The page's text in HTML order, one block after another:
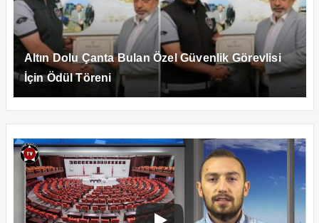
Altın Dolu Çanta Bulan Özel Güvenlik Görevlisi
İçin Ödül Töreni